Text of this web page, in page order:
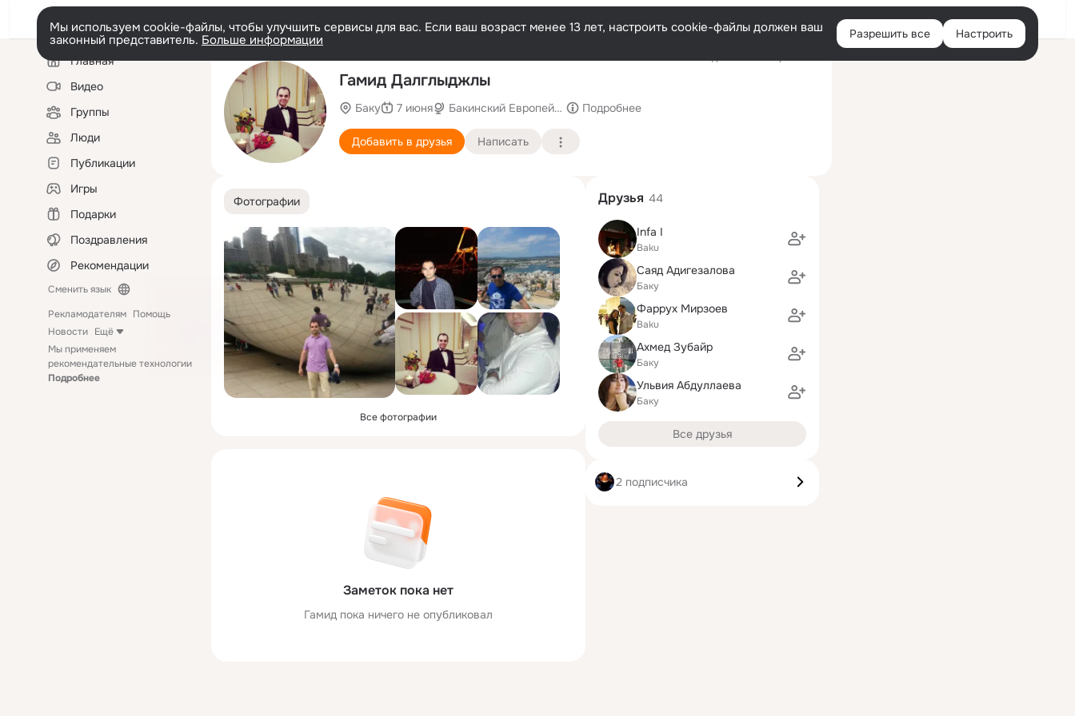
Войти
Мы используем cookie-файлы, чтобы улучшить сервисы для вас. Если ваш возраст менее 13 лет, настроить cookie-файлы должен ваш
законный представитель. Больше информации Разрешить все Настроить
Левая
колонкаГлавная
Видео
Группы
Люди
Публикации
Игры
Подарки
Поздравления
Рекомендации
Сменить язык
Рекламодателям Помощь
Новости Ещё
Мы применяем
рекомендательные технологии
Подробнее
Гамид Далглыджлы
Баку 7 июня Бакинский Европейский лицей
Подробнее
Добавить в друзья Написать
Фотографии
Все фотографии
Заметок пока нет
Гамид пока ничего не опубликовал
Друзья 44
Infa I
Baku
Саяд Адигезалова
Баку
Фаррух Мирзоев
Baku
Ахмед Зубайр
Баку
Ульвия Абдуллаева
Баку
Все друзья
2 подписчика